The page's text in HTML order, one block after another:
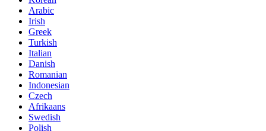
Arabic
Irish
Greek
Turkish
Italian
Danish
Romanian
Indonesian
Czech
Afrikaans
Swedish
Polish